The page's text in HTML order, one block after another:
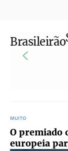
Brasileirão
MUITO
O premiado
europeia